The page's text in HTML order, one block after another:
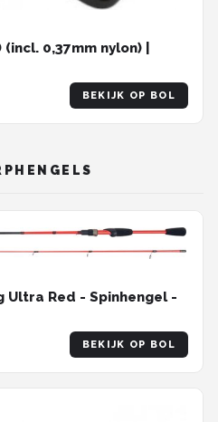
0,37mm nylon) |
BEKIJK OP BOL
Ultra Red - Spinhengel -
BEKIJK OP BOL